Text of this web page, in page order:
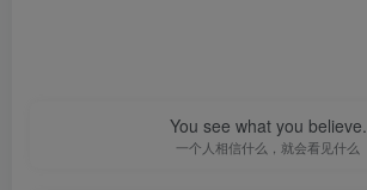
You see what you believe.
一个人相信什么，就会看见什么